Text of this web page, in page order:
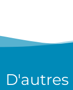
D'autres